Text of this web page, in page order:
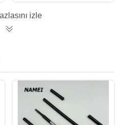
izle